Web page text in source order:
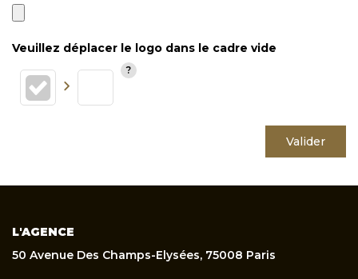
Veuillez déplacer le logo dans le cadre vide
Valider
L'AGENCE
50 Avenue Des Champs-Elysées, 75008 Paris